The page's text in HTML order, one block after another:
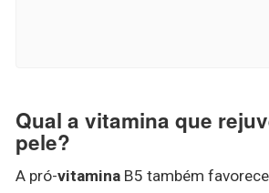
Qual a vitamina que
pele?
A pró-vitamina B5 também